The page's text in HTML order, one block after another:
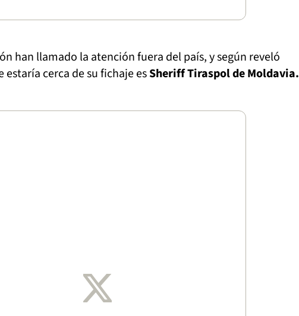
han llamado la atención fuera del país, y según reveló
cerca de su fichaje esSheriff Tiraspol de Moldavia.